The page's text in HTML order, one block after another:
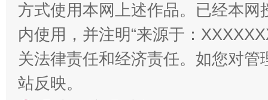
漫山遍野的桃花与雪山、麦地、白藏房 除
方式使用本网上述作品。已经本
内使用，并注明“来源于：
关法律责任和经济责任。如您对
站反映。